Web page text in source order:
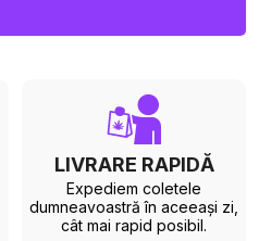
LIVRARE RAPIDĂ
Expediem coletele
dumneavoastră în aceeași zi,
cât mai rapid posibil.